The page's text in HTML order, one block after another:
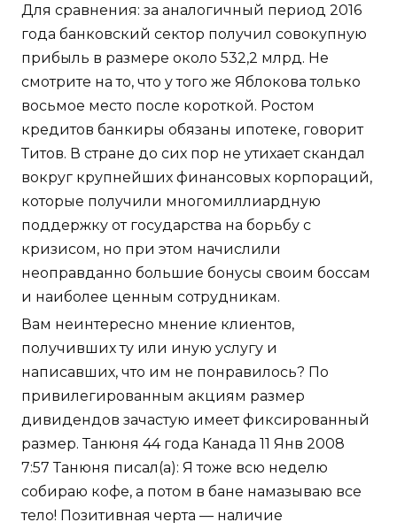
Для сравнения: за аналогичный период 2016
года банковский сектор получил совокупную
прибыль в размере около 532,2 млрд. Не
смотрите на то, что у того же Яблокова только
восьмое место после короткой. Ростом
кредитов банкиры обязаны ипотеке, говорит
Титов. В стране до сих пор не утихает скандал
вокруг крупнейших финансовых корпораций,
которые получили многомиллиардную
поддержку от государства на борьбу с
кризисом, но при этом начислили
неоправданно большие бонусы своим боссам
и наиболее ценным сотрудникам.
Вам неинтересно мнение клиентов,
получивших ту или иную услугу и
написавших, что им не понравилось? По
привилегированным акциям размер
дивидендов зачастую имеет фиксированный
размер. Танюня 44 года Канада 11 Янв 2008
7:57 Танюня писал(а): Я тоже всю неделю
собираю кофе, а потом в бане намазываю все
тело! Позитивная черта — наличие